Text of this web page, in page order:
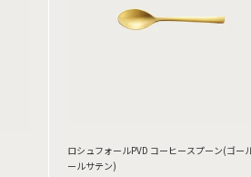
ロシュフォールPVD コーヒースプーン(ゴー
ールサテン)